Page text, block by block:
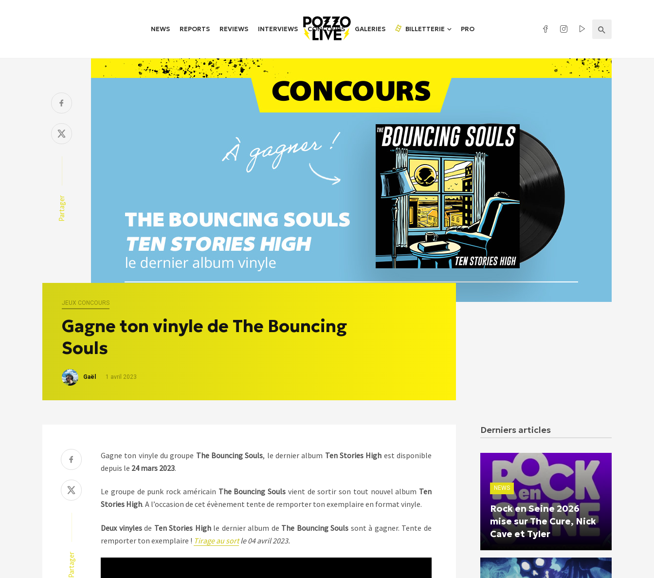
NEWS REPORTS REVIEWS INTERVIEWS CONCOURS GALERIES BILLETTERIE PRO
Partager
JEUX CONCOURS
Gagne ton vinyle de The Bouncing
Souls
Gaël 1 avril 2023
Partager
Gagne ton vinyle du groupe The Bouncing Souls, le dernier album Ten Stories High est disponible
depuis le 24 mars 2023.
Le groupe de punk rock américain The Bouncing Souls vient de sortir son tout nouvel album Ten
Stories High. A l’occasion de cet évènement tente de remporter ton exemplaire en format vinyle.
Deux vinylesde Ten Stories Highle dernier album de The Bouncing Souls sont à gagner. Tente de
remporter ton exemplaire ! Tirage au sortle 04 avril 2023.
Derniers articles
NEWS
Rock en Seine 2026
mise sur The Cure, Nick
Cave et Tyler